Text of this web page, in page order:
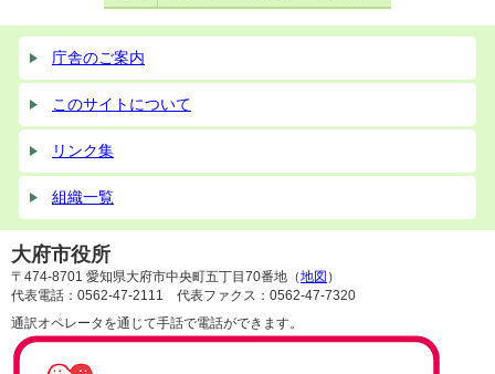
庁舎のご案内
このサイトについて
リンク集
組織一覧
大府市役所
〒474-8701 愛知県大府市中央町五丁目70番地（地図 ）
代表電話：0562-47-2111 代表ファクス：0562-47-7320
通訳オペレータを通じて手話で電話ができます。